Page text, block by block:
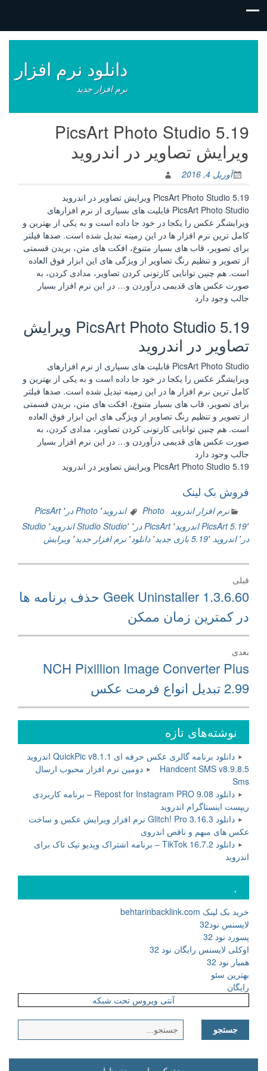
نوشته‌ها
دانلود نرم افزار
نرم افزار جدید
PicsArt Photo Studio 5.19
ویرایش تصاویر در اندروید
آوریل 4, 2016
PicsArt Photo Studio 5.19 ویرایش تصاویر در اندروید
PicsArt Photo Studio قابلیت های بسیاری از نرم افزارهای
ویرایشگر عکس را یکجا در خود جا داده است و به یکی از بهترین و
کامل ترین نرم افزار ها در این زمینه تبدیل شده است. صدها فیلتر
برای تصویر، قاب های بسیار متنوع، افکت های متن، بریدن قسمتی
از تصویر و تنظیم رنگ تصاویر از ویژگی های این ابزار فوق العاده
است. هم چنین توانایی کارتونی کردن تصاویر، مدادی کردن، به
صورت عکس های قدیمی درآوردن و… در این نرم افزار بسیار
جالب وجود دارد
PicsArt Photo Studio 5.19 ویرایش
تصاویر در اندروید
PicsArt Photo Studio قابلیت های بسیاری از نرم افزارهای
ویرایشگر عکس را یکجا در خود جا داده است و به یکی از بهترین و
کامل ترین نرم افزار ها در این زمینه تبدیل شده است. صدها فیلتر
برای تصویر، قاب های بسیار متنوع، افکت های متن، بریدن قسمتی
از تصویر و تنظیم رنگ تصاویر از ویژگی های این ابزار فوق العاده
است. هم چنین توانایی کارتونی کردن تصاویر، مدادی کردن، به
صورت عکس های قدیمی درآوردن و… در این نرم افزار بسیار
جالب وجود دارد
PicsArt Photo Studio 5.19 ویرایش تصاویر در اندروید
فروش بک لینک
نرم افزار اندروید Photo اندروید ٬ Photo در ٬ PicsArt
5.19٬ PicsArt اندروید ٬ PicsArt در ٬ Studio٬ Studio اندروید ٬ Studio
در ٬ اندروید 5.19 ٬ بازی جدید٬ دانلود٬ نرم افزار جدید٬ ویرایش
راهبری
نوشته
قبلی
نوشته
قبلی:
Geek Uninstaller 1.3.6.60 حذف برنامه ها
در کمترین زمان ممکن
بعدی
نوشته
بعدی:
NCH Pixillion Image Converter Plus
2.99 تبدیل انواع فرمت عکس
نوشته‌های تازه
دانلود برنامه گالری عکس حرفه ای QuickPic v8.1.1 اندروید
Handcent SMS v8.9.8.5 دومین نرم افزار محبوب ارسال
Sms
دانلود Repost for Instagram PRO 9.08 – برنامه کاربردی
ریپست اینستاگرام اندروید
دانلود Glitch! Pro 3.16.3 نرم افزار ویرایش عکس و ساخت
عکس های مبهم و ناقص اندروی
دانلود TikTok 16.7.2 – برنامه اشتراک ویدیو تیک تاک برای
اندروید
.
خرید بک لینک behtarinbacklink.com
لایسنس نود32
پسورد نود 32
اوکلی لایسنس رایگان نود 32
همیار نود 32
بهترین سئو
رایگان
آنتی ویروس تحت شبکه
برای: